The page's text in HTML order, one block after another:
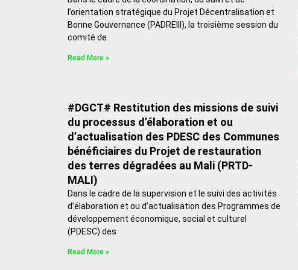
l’orientation stratégique du Projet Décentralisation et
Bonne Gouvernance (PADREIII), la troisième session du
comité de
Read More »
#DGCT# Restitution des missions de suivi
du processus d’élaboration et ou
d’actualisation des PDESC des Communes
bénéficiaires du Projet de restauration
des terres dégradées au Mali (PRTD-
MALI)
Dans le cadre de la supervision et le suivi des activités
d’élaboration et ou d’actualisation des Programmes de
développement économique, social et culturel
(PDESC) des
Read More »